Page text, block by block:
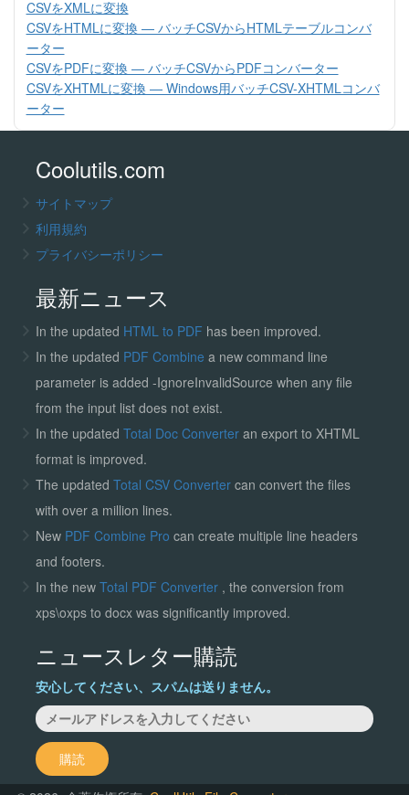
CSVをXMLに変換
CSVをHTMLに変換 — バッチCSVからHTMLテーブルコンバ
ーター
CSVをPDFに変換 — バッチCSVからPDFコンバーター
CSVをXHTMLに変換 — Windows用バッチCSV-XHTMLコンバ
ーター
Coolutils.com
サイトマップ
利用規約
プライバシーポリシー
最新ニュース
In the updated HTML to PDF has been improved.
In the updated PDF Combine a new command line
parameter is added -IgnoreInvalidSource when any file
from the input list does not exist.
In the updated Total Doc Converter an export to XHTML
format is improved.
The updated Total CSV Convertercan convert the files
with over a million lines.
New PDF Combine Pro can create multiple line headers
and footers.
In the new Total PDF Converter , the conversion from
xps\oxps to docx was significantly improved.
ニュースレター購読
安心してください、スパムは送りません。
購読